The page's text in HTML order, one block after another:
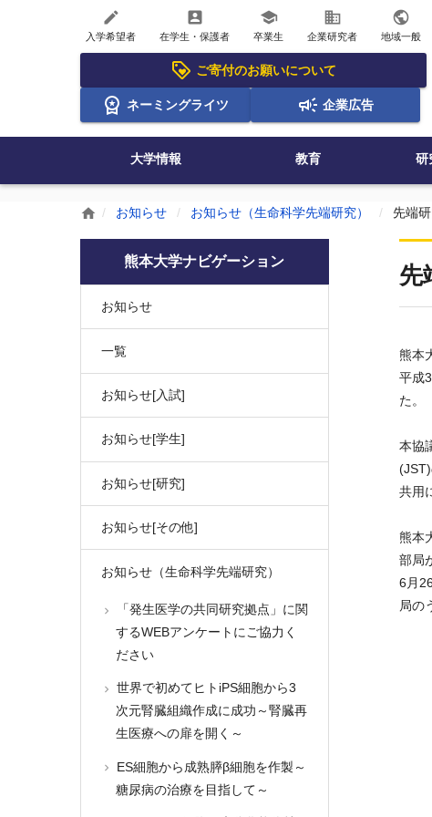
create
入学希望者
account_box
在学生・保護者
school
卒業生
business
企業研究者
public
地域一般
ご寄付のお願いについて
ネーミングライツ 企業広告
大学情報 教育 研
home お知らせ お知らせ（生命科学先端研究） 先端
先
熊本
平成
た。
本協
共用
熊本
部局
6月
局の
熊本大学ナビゲーション
お知らせ
一覧
お知らせ[入試]
お知らせ[学生]
お知らせ[研究]
お知らせ[その他]
お知らせ（生命科学先端研究）
「発生医学の共同研究拠点」に関
するWEBアンケートにご協力く
ださい
世界で初めてヒトiPS細胞から3
次元腎臓組織作成に成功～腎臓再
生医療への扉を開く～
ES細胞から成熟膵β細胞を作製～
糖尿病の治療を目指して～